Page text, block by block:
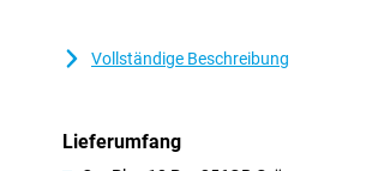
Der Bildschirm des OnePlus 10 Pro
ansehen möchten. Wenn Sie viele
AMOLED-Bildschirm empfehlenswert.
Vollständige Beschreibung
Lieferumfang